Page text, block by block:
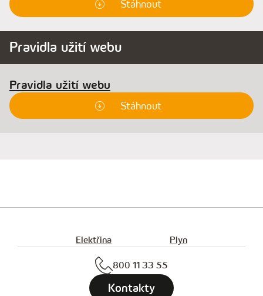
Stáhnout
Pravidla užití webu
Pravidla užití webu
Stáhnout
Elektřina Plyn
800 11 33 55
Kontakty